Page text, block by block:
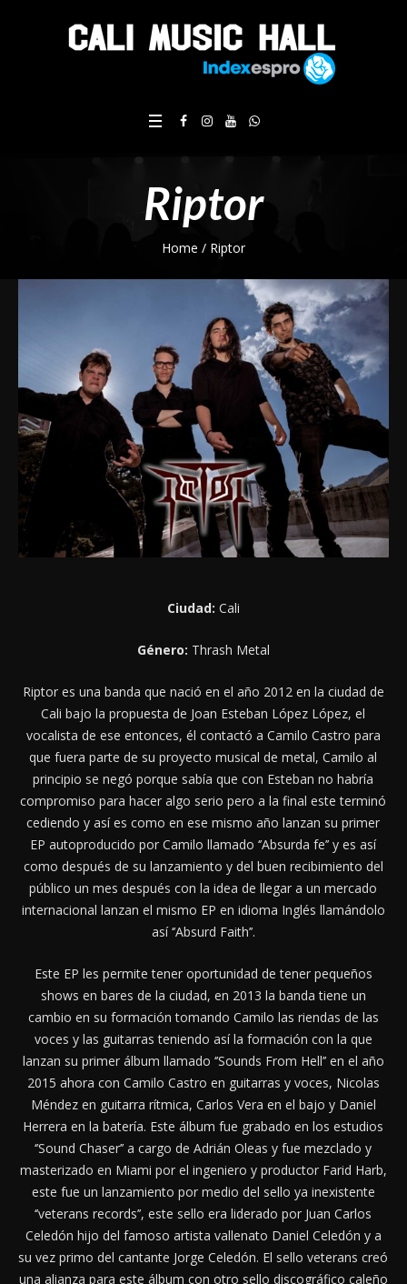
Riptor
Home / Riptor
Ciudad: Cali
Género: Thrash Metal
Riptor es una banda que nació en el año 2012 en la ciudad de
Cali bajo la propuesta de Joan Esteban López López, el
vocalista de ese entonces, él contactó a Camilo Castro para
que fuera parte de su proyecto musical de metal, Camilo al
principio se negó porque sabía que con Esteban no habría
compromiso para hacer algo serio pero a la final este terminó
cediendo y así es como en ese mismo año lanzan su primer
EP autoproducido por Camilo llamado ‘’Absurda fe’’ y es así
como después de su lanzamiento y del buen recibimiento del
público un mes después con la idea de llegar a un mercado
internacional lanzan el mismo EP en idioma Inglés llamándolo
así ‘’Absurd Faith’’.
Este EP les permite tener oportunidad de tener pequeños
shows en bares de la ciudad, en 2013 la banda tiene un
cambio en su formación tomando Camilo las riendas de las
voces y las guitarras teniendo así la formación con la que
lanzan su primer álbum llamado ‘’Sounds From Hell’’ en el año
2015 ahora con Camilo Castro en guitarras y voces, Nicolas
Méndez en guitarra rítmica, Carlos Vera en el bajo y Daniel
Herrera en la batería. Este álbum fue grabado en los estudios
‘’Sound Chaser’’ a cargo de Adrián Oleas y fue mezclado y
masterizado en Miami por el ingeniero y productor Farid Harb,
este fue un lanzamiento por medio del sello ya inexistente
‘’veterans records’’, este sello era liderado por Juan Carlos
Celedón hijo del famoso artista vallenato Daniel Celedón y a
su vez primo del cantante Jorge Celedón. El sello veterans creó
una alianza para este álbum con otro sello discográfico caleño